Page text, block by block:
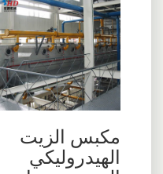
مكبس الزيت
الهيدروليكي